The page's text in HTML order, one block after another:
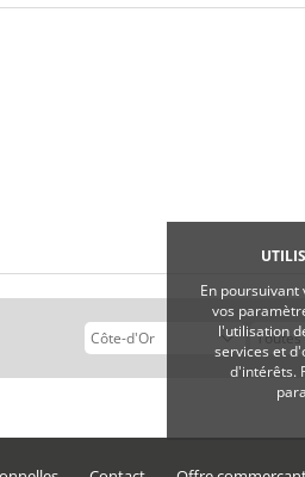
En
vos
l'utilisation
services et
d'intérêts.